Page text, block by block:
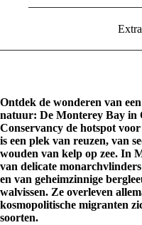
Ontdek de wonderen van
natuur: De Monterey Bay in
Conservancy de hotspot
is een plek van reuzen, van
wouden van kelp op zee. In
van delicate
en van geheimzinnige
walvissen. Ze overleven
kosmopolitische migranten
soorten.